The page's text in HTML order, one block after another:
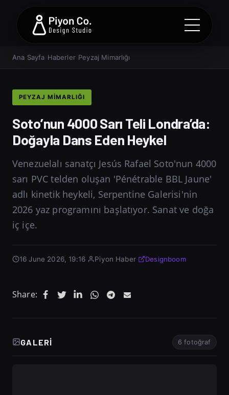
Ana Sayfa Haberler› Peyzaj Mimarlığı
PEYZAJ MIMARLIĞI
Soto’nun 4000 Sarı Teli Londra’da:
Doğayla Dans Eden Heykel
Venezuelalı sanatçı Jesús Rafael Soto'nun 4000
sarı PVC telden oluşan 'Pénétrable BBL Jaune'
adlı kinetik heykeli, Serpentine Galerisi'nin
2026 yaz programını başlatıyor. Sanat ve doğa
iç içe.
16 June 2026, 19:16 Piyon Haber· Designboom
Share:
GALERI 6 fotoğraf